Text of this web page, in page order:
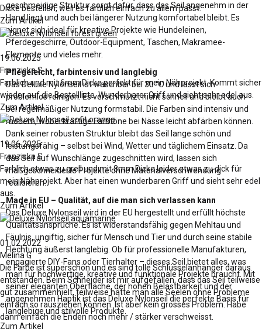
geschmeidige Struktur sorgt dafür, dass das Seil angenehm in der
Hand liegt und auch bei längerer Nutzung komfortabel bleibt. Es
eignet sich ideal für kreative Projekte wie Hundeleinen,
Pferdegeschirre, Outdoor-Equipment, Taschen, Makramee-
Elemente und vieles mehr.
Pflegeleicht, farbintensiv und langlebig
Das Deluxe Nylonseil ist waschbar bei 30 °C und lässt sich
problemlos reinigen. Es verschmutzt nicht schnell und bleibt auch
bei regelmäßiger Nutzung formstabil. Die Farben sind intensiv und
modern, wobei kräftige Farbtöne bei Nässe leicht abfärben können.
Dank seiner robusten Struktur bleibt das Seil lange schön und
leistungsfähig – selbst bei Wind, Wetter und täglichem Einsatz. Da
das Seil auf Wunschlänge zugeschnitten wird, lassen sich
maßgeschneiderte Projekte ohne Materialverschwendung
realisieren.
Made in EU – Qualität, auf die man sich verlassen kann
Das Deluxe Nylonseil wird in der EU hergestellt und erfüllt höchste
Qualitätsansprüche. Es ist widerstandsfähig gegen Mehltau und
Fäulnis, ungiftig, sicher für Mensch und Tier und durch seine stabile
Flechtung äußerst langlebig. Ob für professionelle Manufakturen,
engagierte DIY-Fans oder Tierhalter – dieses Seil bietet alles, was
man für hochwertige, kreative und funktionale Projekte braucht. Mit
seiner eleganten Oberfläche, der hohen Belastbarkeit und der
angenehmen Haptik ist das Deluxe Nylonseil die perfekte Basis für
langlebige und stilvolle Produkte.
Dicke bestellen, weil es farblich einfach zu allem passt.
Zum Artikel
19.06.2025
Franziska S
Farblich und mit 6mm Dicke perfekt für mein Nähprojekt. Kommt sicher
wieder auf die Bestellliste. Wunderbarer Griff und sieht sehr edel aus.
Zum Artikel
19.06.2025
Franziska S
Farblich etwas zu grell und mit 8mm Dicke leider etwas zu dick für
mein Nähprojekt. Aber hat einen wunderbaren Griff und sieht sehr edel
aus.
Zum Artikel
01.02.2022
Melina G
Die Farbe ist superschön und es sind tolle Schlüsselanhänger daraus
entstanden. Beim Schneider ist mir aufgefallen, dass das Seil teilweise
gut zusammenhielt, teilweise hätte man alle Seelen ohne Probleme
einfach so rausziehen können. Ist aber kein grosses Problem. Habe
dann einfach die Enden noch mehr / stärker verschweisst.
Zum Artikel